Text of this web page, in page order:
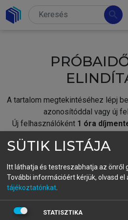
search
A tartalom megtekintéséhez lépj
azonosítóddal vagy új
Új felhasználóként 1 óra
fiókoddal,vagy hozz
A regisztráció után a
BELÉPÉS SAJÁT
SÜTIK LISTÁJA
Itt láthatja és testreszabhatja az önről
További információért kérjük, olvasd el
tájékoztatónkat
STATISZTIKA